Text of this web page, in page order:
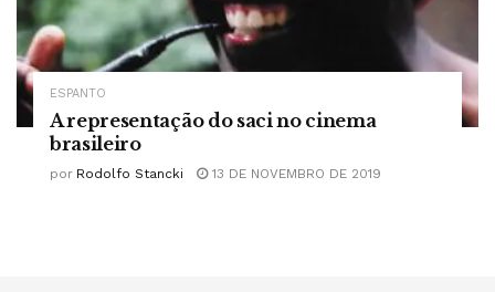
ESPANTO
A representação do saci no cinema
brasileiro
por Rodolfo Stancki 13 DE NOVEMBRO DE 2019